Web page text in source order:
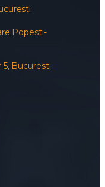
Popesti-
5, Bucuresti